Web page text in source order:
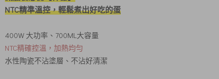
NTC精準溫控，輕鬆煮出好吃的蛋
400W 大功率、700ML大容量
NTC精確控溫，加熱均勻
水性陶瓷不沾塗層、不沾好清潔